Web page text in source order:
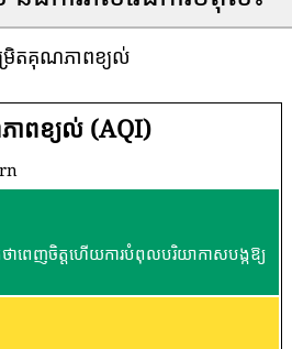
រិតគុណភាពខ្យល់
ាពខ្យល់ (AQI)
ពេញចិត្តហើយការបំពុលបរិយាកាសបង្កឱ្យ